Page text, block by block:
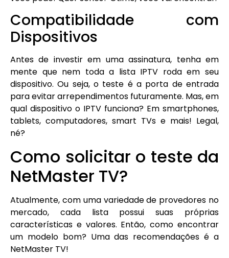
Compatibilidade com
Dispositivos
Antes de investir em uma assinatura, tenha em
mente que nem toda a lista IPTV roda em seu
dispositivo. Ou seja, o teste é a porta de entrada
para evitar arrependimentos futuramente. Mas, em
qual dispositivo o IPTV funciona? Em smartphones,
tablets, computadores, smart TVs e mais! Legal,
né?
Como solicitar o teste da
NetMaster TV?
Atualmente, com uma variedade de provedores no
mercado, cada lista possui suas próprias
características e valores. Então, como encontrar
um modelo bom? Uma das recomendações é a
NetMaster TV!